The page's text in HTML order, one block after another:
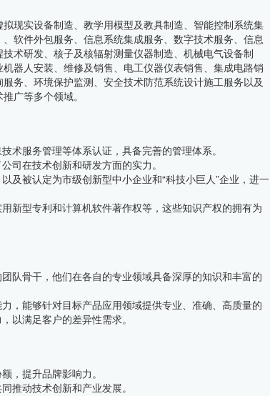
现实设备制造、教学用模型及教具制造、智能控制系统集
软件外包服务、信息系统集成服务、数字技术服务、信息
术研发、核子及核辐射测量仪器制造、机械电气设备制
器人安装、维修及销售、电工仪器仪表销售、集成电路销
务、环境保护监测、安全技术防范系统设计施工服务以及
广等多个领域。
术服务管理等体系认证，具备完善的管理体系。
司在技术创新和研发方面的实力。
及被认定为市级创新型中小企业和“科技小巨人”企业，进一
新型专利和计算机软件著作权等，这些知识产权的拥有为
队骨干，他们在各自的专业领域具备深厚的知识和丰富的
，能够针对目标产品应用领域提供专业、准确、高质量的
以满足客户的差异性需求。
，提升品牌影响力。
推动技术创新和产业发展。